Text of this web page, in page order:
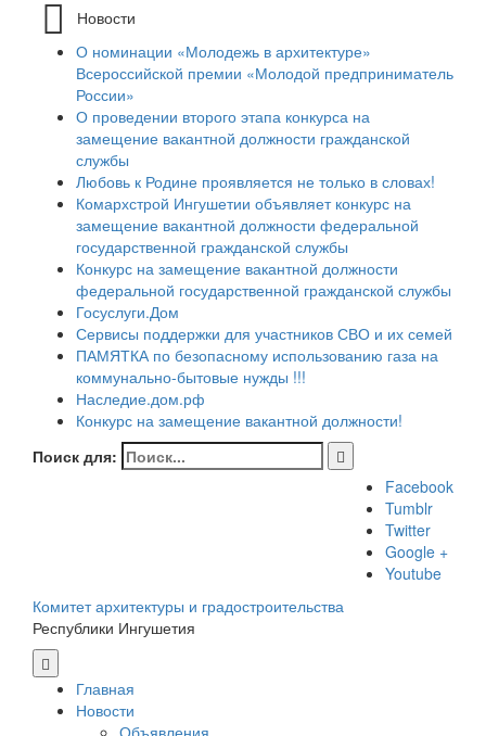
Новости
О номинации «Молодежь в архитектуре»
Всероссийской премии «Молодой предприниматель
России»
О проведении второго этапа конкурса на
замещение вакантной должности гражданской
службы
Любовь к Родине проявляется не только в словах!
Комархстрой Ингушетии объявляет конкурс на
замещение вакантной должности федеральной
государственной гражданской службы
Конкурс на замещение вакантной должности
федеральной государственной гражданской службы
Госуслуги.Дом
Сервисы поддержки для участников СВО и их семей
ПАМЯТКА по безопасному использованию газа на
коммунально-бытовые нужды !!!
Наследие.дом.рф
Конкурс на замещение вакантной должности!
Поиск для:
Facebook
Tumblr
Twitter
Google +
Youtube
Комитет архитектуры и градостроительства
Республики Ингушетия
Главная
Новости